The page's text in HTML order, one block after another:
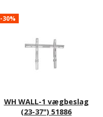
-30%
WH WALL-1 vægbeslag
(23-37") 51886